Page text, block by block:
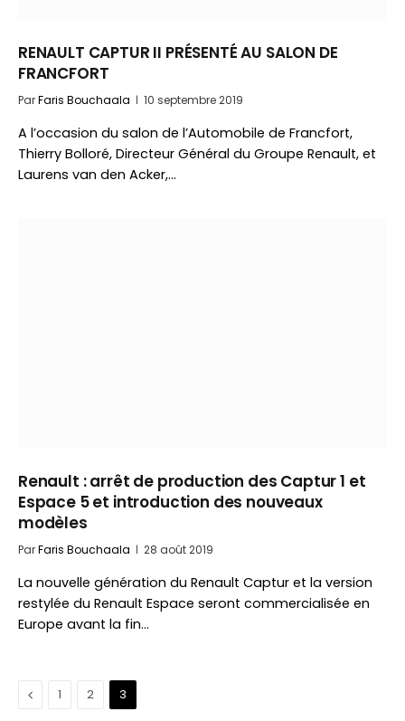
RENAULT CAPTUR II PRÉSENTÉ AU SALON DE
FRANCFORT
ParFaris Bouchaala 10 septembre 2019
A l’occasion du salon de l’Automobile de Francfort,
Thierry Bolloré, Directeur Général du Groupe Renault, et
Laurens van den Acker,…
Renault : arrêt de production des Captur 1 et
Espace 5 et introduction des nouveaux
modèles
ParFaris Bouchaala 28 août 2019
La nouvelle génération du Renault Captur et la version
restylée du Renault Espace seront commercialisée en
Europe avant la fin…
Précédent
1 2 3